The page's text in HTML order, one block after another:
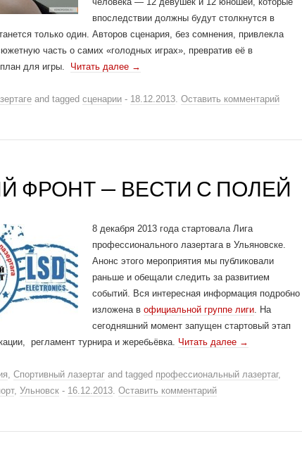
впоследствии должны будут столкнутся в
только один. Авторов сценария, без сомнения, привлекла
часть о самих «голодных играх», превратив её в
для игры. Читать далее →
and tagged сценарии - 18.12.2013. Оставить комментарий
ФРОНТ — ВЕСТИ С ПОЛЕЙ
8 декабря 2013 года стартовала Лига
профессионального лазертага в Ульяновске.
Анонс этого мероприятия мы публиковали
раньше и обещали следить за развитием
событий. Вся интересная информация подробно
изложена в официальной группе лиги. На
сегодняшний момент запущен стартовый этап
регламент турнира и жеребьёвка. Читать далее →
, Спортивный лазертаг and tagged профессиональный лазертаг,
, Ульновск - 16.12.2013. Оставить комментарий